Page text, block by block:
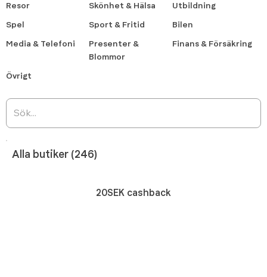
Resor Skönhet & Hälsa
Utbildning
Spel
Sport & Fritid
Bilen
Media & Telefoni
Presenter &
Blommor
Finans & Försäkring
Övrigt
Alla butiker (246)
20SEK cashback